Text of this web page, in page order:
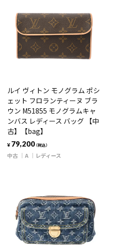
ルイ ヴィトン モノグラム ポシ
ェット フロランティーヌ ブラ
ウン M51855 モノグラムキャ
ンバス レディース バッグ 【中
古】【bag】
¥ 79,200（税込）
中古 A レディース